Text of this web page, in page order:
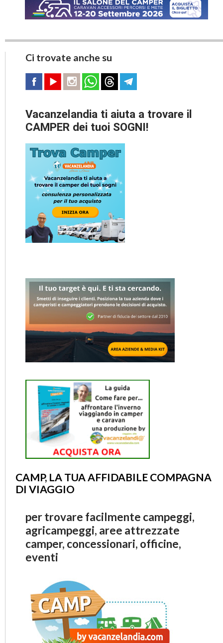
Ci trovate anche su
Vacanzelandia ti aiuta a trovare il
CAMPER dei tuoi SOGNI!
CAMP, LA TUA AFFIDABILE COMPAGNA
DI VIAGGIO
per trovare facilmente campeggi,
agricampeggi, aree attrezzate
camper, concessionari, officine,
eventi